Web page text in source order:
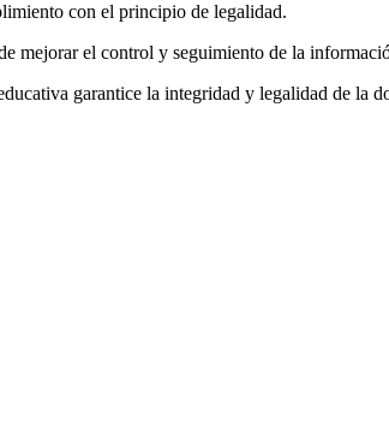
con el principio de legalidad.
mejorar el control y seguimiento de la
garantice la integridad y legalidad de la